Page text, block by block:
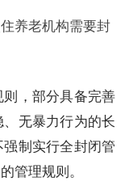
养老机构需要封
，部分具备完善
无暴力行为的长
制实行全封闭管
管理规则。